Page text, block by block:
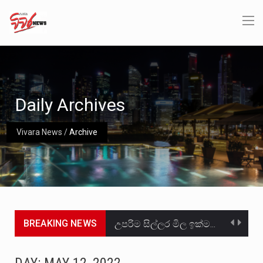
Vivara News /Archive
Daily Archives
BREAKING NEWS